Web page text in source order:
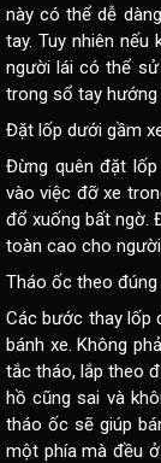
này có thể dễ
tay. Tuy nhiên
người lái có thể
trong sổ tay
Đặt lốp dưới gầm
Đừng quên đặt
vào việc đỡ xe
đổ xuống bất ngờ.
toàn cao cho
Tháo ốc theo đúng
Các bước thay lốp
bánh xe. Không
tắc tháo, lắp theo
hồ cũng sai và
tháo ốc sẽ giúp
một phía mà đều